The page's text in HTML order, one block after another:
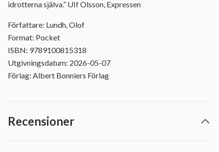
idrotterna själva.” UIf Olsson, Expressen
Författare: Lundh, Olof
Format: Pocket
ISBN: 9789100815318
Utgivningsdatum: 2026-05-07
Förlag: Albert Bonniers Förlag
Recensioner